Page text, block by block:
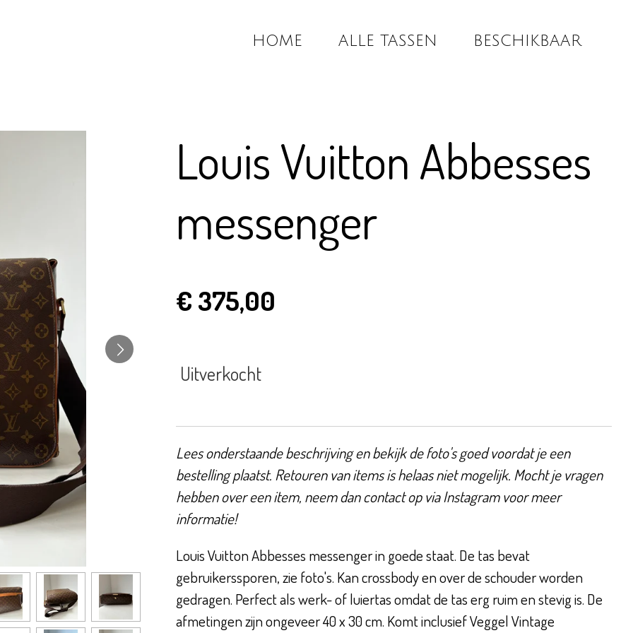
HOME ALLE TASSEN BESCHIKBAAR
Louis Vuitton Abbesses
messenger
€ 375,00
Uitverkocht
Lees onderstaande beschrijving en bekijk de foto's goed voordat je een
bestelling plaatst. Retouren van items is helaas niet mogelijk. Mocht je vragen
hebben over een item, neem dan contact op via Instagram voor meer
informatie!
Louis Vuitton Abbesses messenger in goede staat. De tas bevat
gebruikerssporen, zie foto's. Kan crossbody en over de schouder worden
gedragen. Perfect als werk- of luiertas omdat de tas erg ruim en stevig is. De
afmetingen zijn ongeveer 40 x 30 cm. Komt inclusief Veggel Vintage